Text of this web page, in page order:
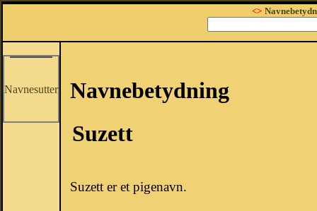
<>
Navnesutter
Navnebetydning
Suzett
Suzett er et pigenavn.